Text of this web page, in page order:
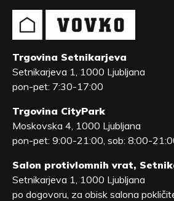
Trgovina Setnikarjeva
Setnikarjeva 1, 1000 Ljubljana
pon-pet: 7:30-17:00
Trgovina CityPark
Moskovska 4, 1000 Ljubljana
pon-pet: 9:00-21:00, sob: 8:00-
Salon protivlomnih vrat,
Setnikarjeva 1, 1000 Ljubljana
po dogovoru, za obisk salona